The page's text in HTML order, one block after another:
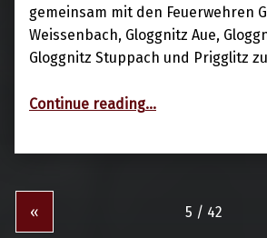
gemeinsam mit den Feuerwehren
Weissenbach, Gloggnitz Aue,
Gloggnitz Stuppach und Prigglitz
Continue reading“Großbrand in Gloggntiz fordert 7 Feuerwehren”
…
«